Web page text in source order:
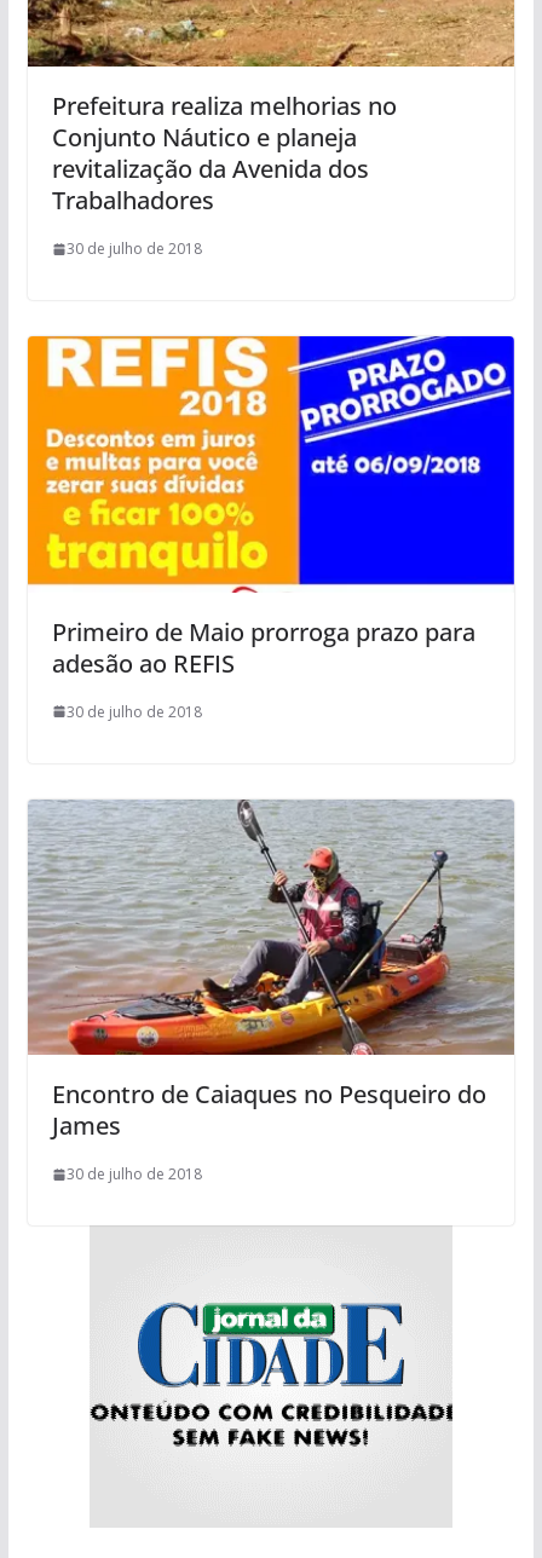
Prefeitura realiza melhorias no
Conjunto Náutico e planeja
revitalização da Avenida dos
Trabalhadores
30 de julho de 2018
Primeiro de Maio prorroga prazo para
adesão ao REFIS
30 de julho de 2018
Encontro de Caiaques no Pesqueiro do
James
30 de julho de 2018